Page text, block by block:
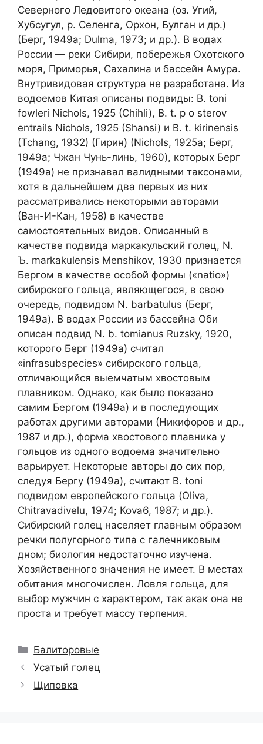
Северного Ледовитого океана (оз. Угий,
Хубсугул, р. Селенга, Орхон, Булган и др.)
(Берг, 1949а; Dulma, 1973; и др.). В водах
России — реки Сибири, побережья Охотского
моря, Приморья, Сахалина и бассейн Амура.
Внутривидовая структура не разработана. Из
водоемов Китая описаны подвиды: В. toni
fowleri Nichols, 1925 (Chihli), В. t. p о sterov
entrails Nichols, 1925 (Shansi) и В. t. kirinensis
(Tchang, 1932) (Гирин) (Nichols, 1925a; Берг,
1949a; Чжан Чунь-линь, 1960), которых Берг
(1949а) не признавал валидными таксонами,
хотя в дальнейшем два первых из них
рассматривались некоторыми авторами
(Ван-И-Кан, 1958) в качестве
самостоятельных видов. Описанный в
качестве подвида маркакульский голец, N.
Ъ. markakulensis Menshikov, 1930 признается
Бергом в качестве особой формы («natio»)
сибирского гольца, являющегося, в свою
очередь, подвидом N. barbatulus (Берг,
1949а). В водах России из бассейна Оби
описан подвид N. b. tomianus Ruzsky, 1920,
которого Берг (1949а) считал
«infrasubspecies» сибирского гольца,
отличающийся выемчатым хвостовым
плавником. Однако, как было показано
самим Бергом (1949а) и в последующих
работах другими авторами (Никифоров и др.,
1987 и др.), форма хвостового плавника у
гольцов из одного водоема значительно
варьирует. Некоторые авторы до сих пор,
следуя Бергу (1949а), считают В. toni
подвидом европейского гольца (Oliva,
Chitravadivelu, 1974; Kova6, 1987; и др.).
Сибирский голец населяет главным образом
речки полугорного типа с галечниковым
дном; биология недостаточно изучена.
Хозяйственного значения не имеет. В местах
обитания многочислен. Ловля гольца, для
выбор мужчин с характером, так акак она не
проста и требует массу терпения.
Рубрики
Балиторовые
Усатый голец
Щиповка